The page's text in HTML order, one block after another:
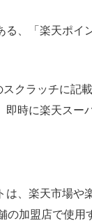
、「楽天ポイ
クラッチに記
時に楽天スー
、楽天市場や
加盟店で使用